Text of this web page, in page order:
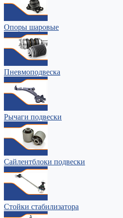
Опоры шаровые
Пневмоподвеска
Рычаги подвески
Сайлентблоки подвески
Стойки стабилизатора